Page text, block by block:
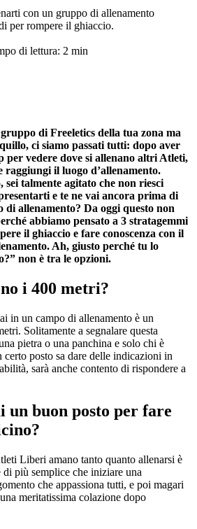
con un gruppo di allenamento
per rompere il ghiaccio.
di lettura: 2 min
di Freeletics della tua zona ma
ci siamo passati tutti: dopo aver
per vedere dove si allenano altri Atleti,
il luogo d’allenamento.
talmente agitato che non riesci
e te ne vai ancora prima di
di allenamento? Da oggi questo non
abbiamo pensato a 3 stratagemmi
il ghiaccio e fare conoscenza con il
Ah, giusto perché tu lo
non è tra le opzioni.
i 400 metri?
in un campo di allenamento è un
Solitamente a segnalare questa
pietra o una panchina e solo chi è
certo posto sa dare delle indicazioni in
sarà anche contento di rispondere a
un buon posto per fare
Liberi amano tanto quanto allenarsi è
di più semplice che iniziare una
che appassiona tutti, e poi magari
meritatissima colazione dopo